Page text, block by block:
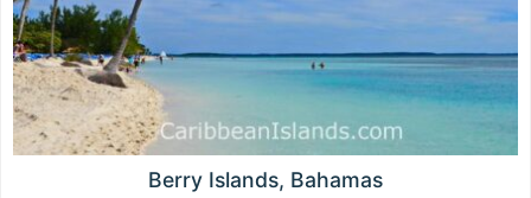
Berry Islands, Bahamas